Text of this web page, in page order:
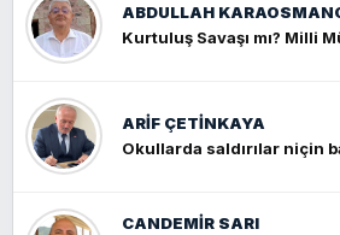
ABDULLAH
Kurtuluş Savaşı mı? Milli
ARIF ÇETİNKAYA
Okullarda saldırılar niçin
CANDEMIR SARI